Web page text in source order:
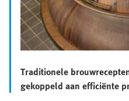
Traditionele
gekoppeld aan efficiënte